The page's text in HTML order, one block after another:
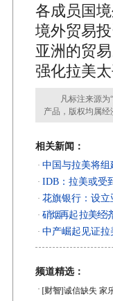
各成员国
境外贸易
亚洲的贸
强化拉美
凡标注来源为“
产品，版权均属
相关新闻：
· 中国与拉美将
· IDB：拉美或受
· 花旗银行：设
· 硝烟再起 拉美经
· 中产崛起见证拉
频道精选：
· [财智]诚信缺失 家